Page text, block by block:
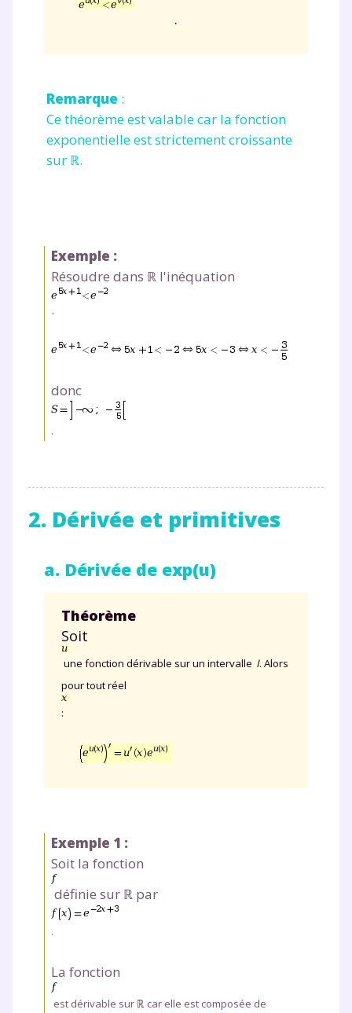
.
Remarque :
Ce théorème est valable car la fonction
exponentielle est strictement croissante
sur ℝ.
Exemple :
Résoudre dans ℝ l'inéquation
.
donc
.
2. Dérivée et primitives
a. Dérivée de exp(u)
Théorème
Soit
une fonction dérivable sur un intervalle I. Alors
pour tout réel
:
Exemple 1 :
Soit la fonction
définie sur ℝ par
.
La fonction
est dérivable sur ℝ car elle est composée de